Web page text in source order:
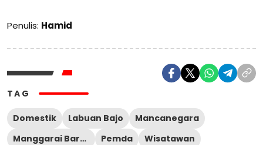
Penulis: Hamid
TAG
Domestik Labuan Bajo
Mancanegara
Manggarai Barat
Pemda Wisatawan